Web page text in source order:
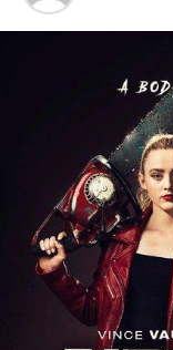
investiție
alte obiective
Proiectul este
Saligny,”
35.775.340,81
bugetul de stat,
cofinanțarea
Lucrările sunt
Promovarea
cultural